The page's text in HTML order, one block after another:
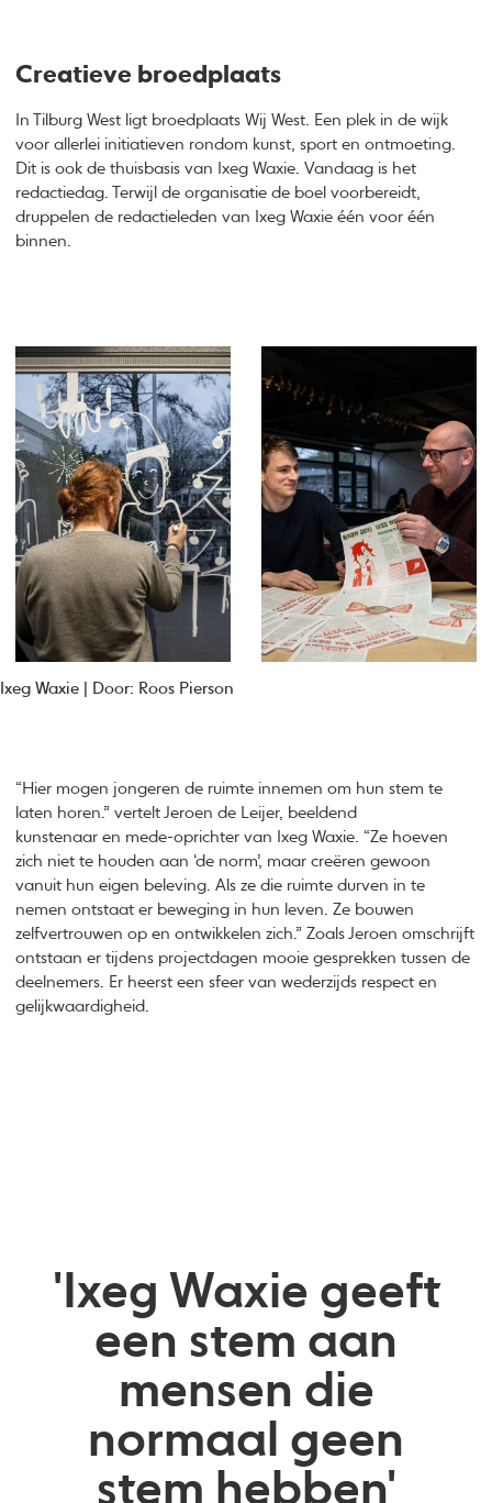
Creatieve broedplaats
In Tilburg West ligt broedplaats Wij West. Een plek in de wijk
voor allerlei initiatieven rondom kunst, sport en ontmoeting.
Dit is ook de thuisbasis van Ixeg Waxie. Vandaag is het
redactiedag. Terwijl de organisatie de boel voorbereidt,
druppelen de redactieleden van Ixeg Waxie één voor één
binnen.
Ixeg Waxie | Door: Roos Pierson
“Hier mogen jongeren de ruimte innemen om hun stem te
laten horen.” vertelt Jeroen de Leijer, beeldend
kunstenaar en mede-oprichter van Ixeg Waxie. “Ze hoeven
zich niet te houden aan ‘de norm’, maar creëren gewoon
vanuit hun eigen beleving. Als ze die ruimte durven in te
nemen ontstaat er beweging in hun leven. Ze bouwen
zelfvertrouwen op en ontwikkelen zich.” Zoals Jeroen omschrijft
ontstaan er tijdens projectdagen mooie gesprekken tussen de
deelnemers. Er heerst een sfeer van wederzijds respect en
gelijkwaardigheid.
'Ixeg Waxie geeft
een stem aan
mensen die
normaal geen
stem hebben'